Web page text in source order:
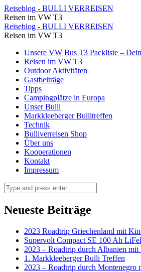
Meteora
Kloster
Rousánou,
das
Frauenkloster
von
innen
(3)
Reiseblog
BULLI
VERREISEN
Reiseblog - BULLI VERREISEN
Reisen im VW T3
Meteora
Kloster
Rousánou,
das
Frauenkloster
von
innen
(3)
Reiseblog
BULLI
VERREISEN
Reiseblog - BULLI VERREISEN
Reisen im VW T3
Skip
content
Unsere VW Bus T3 Packliste –
Reisen im VW T3
Outdoor Aktivitäten
Gastbeiträge
Tipps
Campingplätze in Europa
Unser Bulli
Markkleeberger Bullitreffen
Technik
Bulliverreisen Shop
Über uns
Kooperationen
Kontakt
Impressum
Search
Neueste Beiträge
2023 Roadtrip Griechenland mit
Supervolt Compact SE 100 Ah
2023 – Roadtrip durch Albanien
1. Markkleeberger Bulli Treffen
2023 – Roadtrip durch Montenegro